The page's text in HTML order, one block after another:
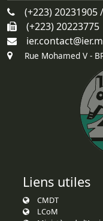
(+223) 20231905
(+223) 20223775
Rue Mohamed V -
Liens utiles
CMDT
LCoM